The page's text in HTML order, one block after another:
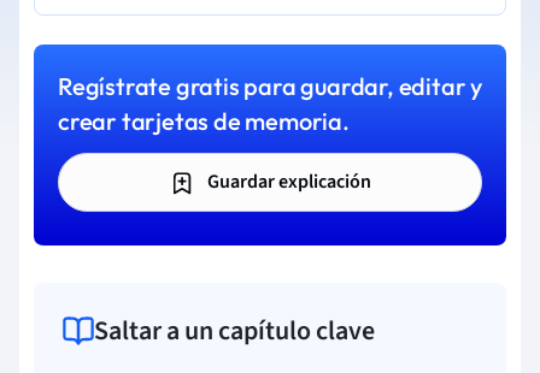
Regístrate gratis para guardar, editar y
crear tarjetas de memoria.
Guardar explicación
Saltar a un capítulo clave